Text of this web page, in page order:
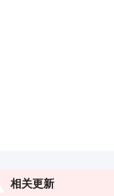
相关更新